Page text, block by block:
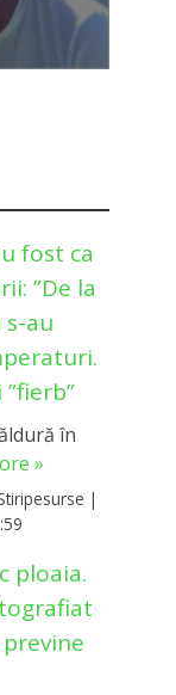
fost ca
”De la
au
în
»
|
ploaia.